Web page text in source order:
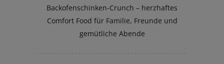
Backofenschinken-Crunch – herzhaftes
Comfort Food für Familie, Freunde und
gemütliche Abende